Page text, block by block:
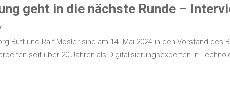
geht in die nächs­te Run­de –
Butt und Ralf Mos­ler sind am 14. Mai 2024 in den Vor­stand
seit über 20 Jah­ren als Digi­ta­li­sie­rungs­exper­ten in